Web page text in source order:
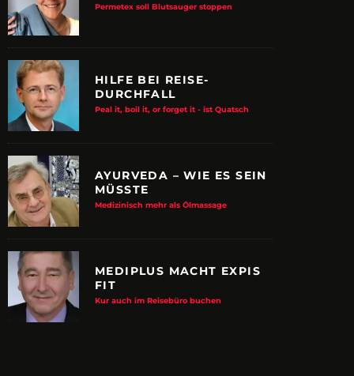
MACHER
System werden Reisen sicherer
ZUPANCIC
Permetex soll Blutsauger stoppen
HILFE BEI REISE-
DURCHFALL
Peal it, boil it, or forget it - ist Quatsch
AYURVEDA – WIE ES SEIN
MÜSSTE
Medizinisch mehr als Ölmassage
MEDIPLUS MACHT EXPIS
FIT
Kur auch im Reisebüro buchen